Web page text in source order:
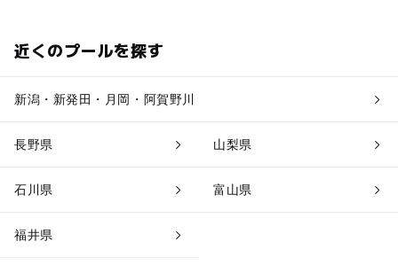
近くのプールを探す
新潟・新発田・月岡・阿賀野川
長野県 山梨県
石川県 富山県
福井県